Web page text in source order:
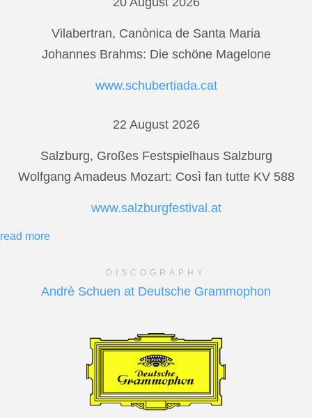
Vilabertran, Canònica de Santa Maria
Johannes Brahms: Die schöne Magelone
www.schubertiada.cat
22 August 2026
Salzburg, Großes Festspielhaus Salzburg
Wolfgang Amadeus Mozart: Così fan tutte KV 588
www.salzburgfestival.at
read more
DISCOGRAPHY
Andrè Schuen at Deutsche Grammophon